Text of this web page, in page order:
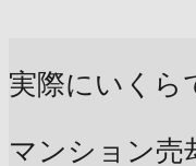
実際にいくら
マンション売